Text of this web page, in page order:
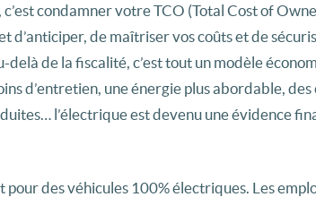
condamner votre TCO (Total Cost of
d’anticiper, de maîtriser vos coûts et de
de la fiscalité, c’est tout un modèle
d’entretien, une énergie plus abordable, des
l’électrique est devenu une évidence
pour des véhicules 100% électriques. Les